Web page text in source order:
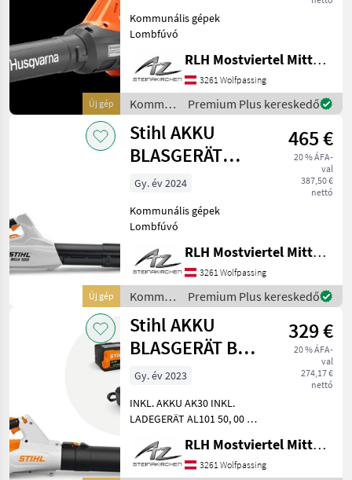
Új gép
Kommunális gépek
Lombfúvó
RLH Mostviertel Mitte - Standort Steinakirchen
3261 Wolfpassing
Kommunális
gépek /
Husqvarna
Premium Plus kereskedő
Új gép
Stihl AKKU
BLASGERÄT
BGA100
465 €
20 % ÁFA-
val
387,50 €
nettó
Gy. év 2024
Kommunális gépek
Lombfúvó
RLH Mostviertel Mitte - Standort Steinakirchen
3261 Wolfpassing
Kommunális
gépek /
Stihl
Premium Plus kereskedő
Stihl AKKU
BLASGERÄT BGA
60 SET
329 €
20 % ÁFA-
val
274,17 €
nettó
Gy. év 2023
INKL. AKKU AK30 INKL.
LADEGERÄT AL101 50, 00 €
Kommunális gépek
Lombfúvó
RLH Mostviertel Mitte - Standort Steinakirchen
3261 Wolfpassing